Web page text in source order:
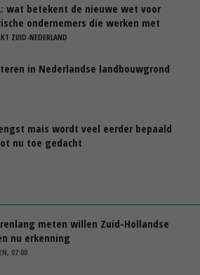
wat betekent de nieuwe wet voor
ondernemers die werken met
ZUID-NEDERLAND
in Nederlandse landbouwgrond
mais wordt veel eerder bepaald
nu toe gedacht
meten willen Zuid-Hollandse
nu erkenning
07:00